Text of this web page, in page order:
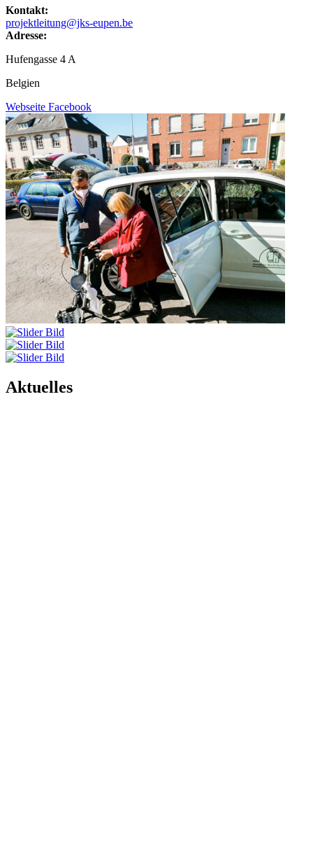
Kontakt:
projektleitung@jks-eupen.be
Adresse:
Hufengasse 4 A
Belgien
Webseite Facebook
Aktuelles